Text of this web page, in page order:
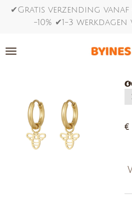
Ga
de
✔Gratis verzending vanaf
-10% ✔1-3
€